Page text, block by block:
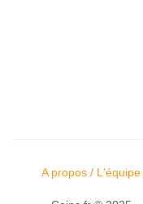
A propos / L'équipe